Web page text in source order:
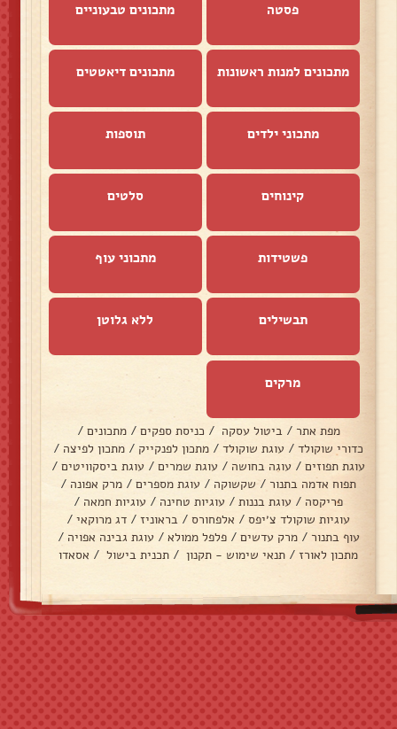
פסטה מתכונים טבעוניים
מתכונים למנות ראשונות מתכונים דיאטטים
מתכוני ילדים תוספות
קינוחים סלטים
פשטידות מתכוני עוף
תבשילים ללא גלוטן
מרקים
מפת אתר / ביטול עסקה / כניסת ספקים / מתכונים /
כדורי שוקולד / עוגת שוקולד / מתכון לפנקייק / מתכון לפיצה /
עוגת תפוזים / עוגה בחושה / עוגת שמרים / עוגת ביסקוויטים /
תפוח אדמה בתנור / שקשוקה / עוגת מספרים / מרק אפונה /
פריקסה / עוגת בננות / עוגיות טחינה / עוגיות חמאה /
עוגיות שוקולד צ׳יפס / אלפחורס / בראוניז / דג מרוקאי /
עוף בתנור / מרק עדשים / פלפל ממולא / עוגת גבינה אפויה /
מתכון לאורז / תנאי שימוש - תקנון / תכנית בישול / אסאדו